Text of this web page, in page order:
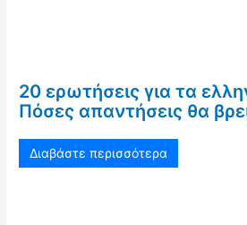
20 ερωτήσεις για τα
Πόσες απαντήσεις θα
Διαβάστε περισσότερα